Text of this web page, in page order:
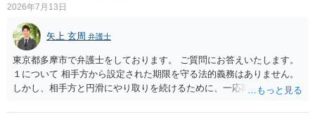
2026年7月13日
矢上 玄周 弁護士
東京都多摩市で弁護士をしております。 ご質問にお答えいたします。
１について 相手方から設定された期限を守る法的義務はありません。
しかし、相手方と円滑にやり取りを続けるために、一応期限を守って
が、期限を守らないのもご不安という場合には、「弁護士に相談して